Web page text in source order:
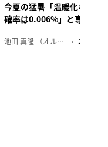
今夏の猛暑「温暖化なけれ
確率は0.006%」と専門家
池田 真隆 （オルタナ輪番編集長） 2026年8